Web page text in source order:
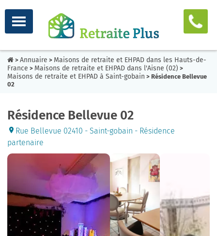
> Annuaire > Maisons de retraite et EHPAD dans les Hauts-de-
France > Maisons de retraite et EHPAD dans l'Aisne (02) >
Maisons de retraite et EHPAD à Saint-gobain > Résidence Bellevue
02
Résidence Bellevue 02
Rue Bellevue 02410 - Saint-gobain - Résidence
partenaire